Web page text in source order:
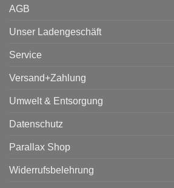
AGB
Unser Ladengeschäft
Service
Versand+Zahlung
Umwelt & Entsorgung
Datenschutz
Parallax Shop
Widerrufsbelehrung